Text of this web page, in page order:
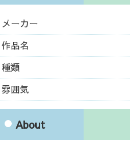
メーカー
作品名
種類
雰囲気
About